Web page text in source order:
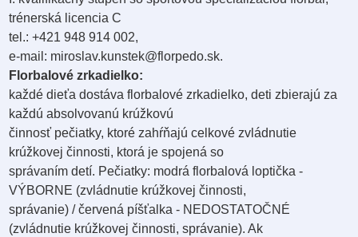
trénerská licencia C
tel.: +421 948 914 002,
e-mail: miroslav.kunstek@florpedo.sk.
Florbalové zrkadielko:
každé dieťa dostáva florbalové zrkadielko, deti zbierajú za
každú absolvovanú krúžkovú
činnosť pečiatky, ktoré zahŕňajú celkové zvládnutie
krúžkovej činnosti, ktorá je spojená so
správaním detí. Pečiatky: modrá florbalová loptička -
VÝBORNE (zvládnutie krúžkovej činnosti,
správanie) / červená píšťalka - NEDOSTATOČNÉ
(zvládnutie krúžkovej činnosti, správanie). Ak